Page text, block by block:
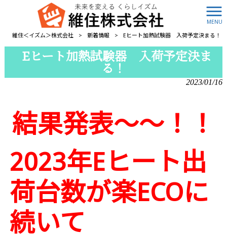
MENU
維住＜イズム＞株式会社 > 新着情報 > Eヒート加熱試験器 入荷予定決まる！
Eヒート加熱試験器 入荷予定決ま
る！
2023/01/16
結果発表～～！！
2023年Eヒート出
荷台数が楽ECOに
続いて